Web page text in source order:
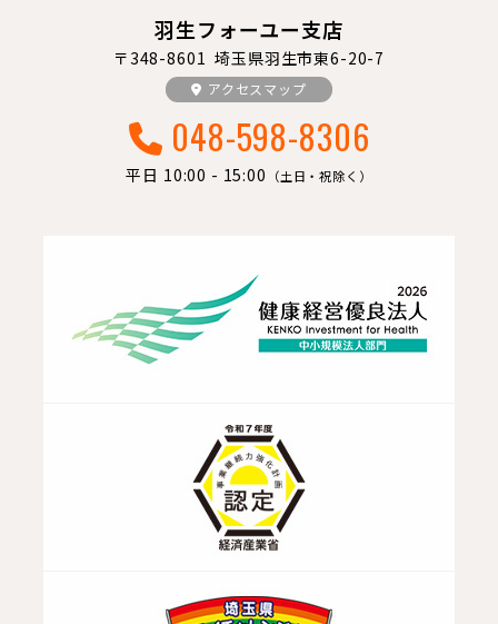
羽生フォーユー支店
〒348-8601 埼玉県羽生市東6-20-7
アクセスマップ
048-598-8306
平日 10:00 - 15:00 （土日・祝除く）